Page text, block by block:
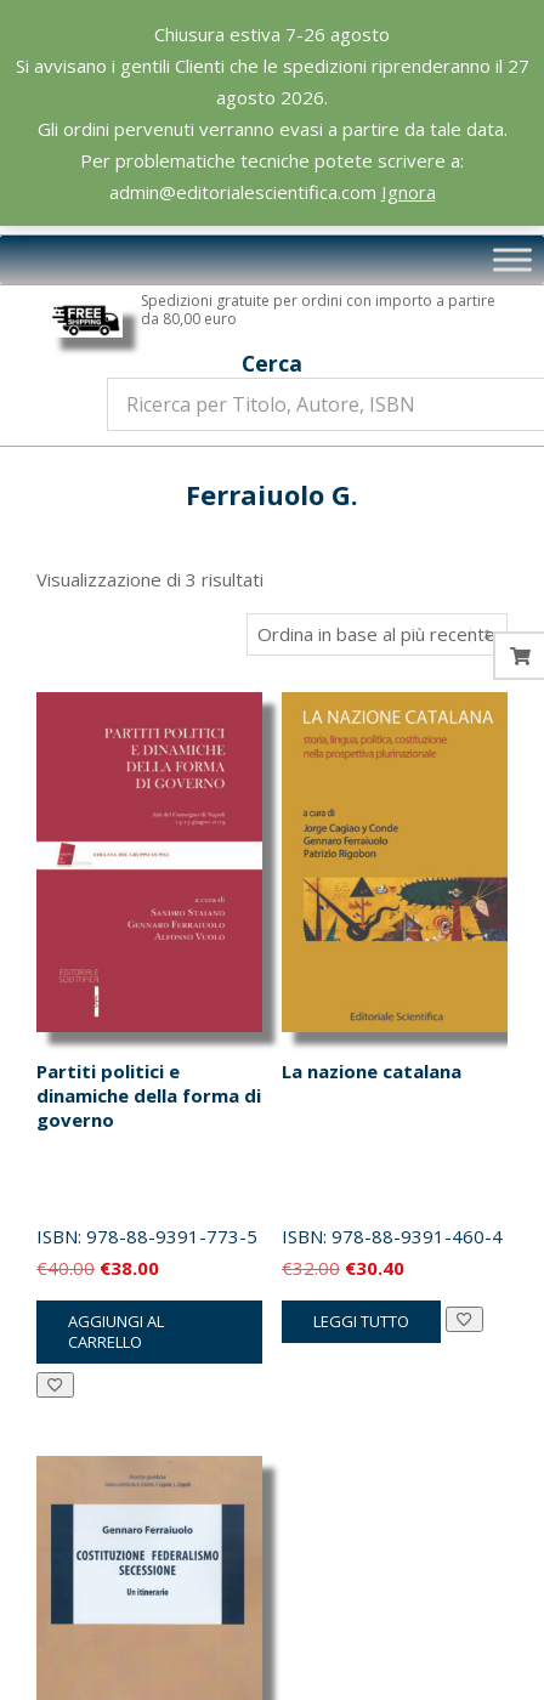
Chiusura estiva 7-26 agosto
Si avvisano i gentili Clienti che le spedizioni riprenderanno il 27
agosto 2026.
Gli ordini pervenuti verranno evasi a partire da tale data.
Per problematiche tecniche potete scrivere a:
admin@editorialescientifica.com Ignora
content
Editoriale
Scientifica
Primary
Navigation
Spedizioni gratuite per ordini con importo a partire
da 80,00 euro
Cerca
Ferraiuolo G.
Visualizzazione di 3 risultati
in
base
più
recente
Partiti politici e
dinamiche della forma di
governo
ISBN: 978-88-9391-773-5
€40.00 Il
prezzo
originale
era:
€38.00Il
prezzo
attuale
è:
AGGIUNGI AL
CARRELLO
La nazione catalana
ISBN: 978-88-9391-460-4
€32.00 Il
prezzo
originale
€30.40Il
prezzo
attuale
LEGGI TUTTO